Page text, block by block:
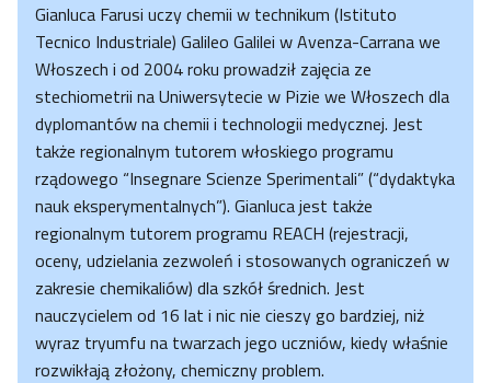
Gianluca Farusi uczy chemii w technikum (Istituto
Tecnico Industriale) Galileo Galilei w Avenza-Carrana we
Włoszech i od 2004 roku prowadził zajęcia ze
stechiometrii na Uniwersytecie w Pizie we Włoszech dla
dyplomantów na chemii i technologii medycznej. Jest
także regionalnym tutorem włoskiego programu
rządowego “Insegnare Scienze Sperimentali” (“dydaktyka
nauk eksperymentalnych”). Gianluca jest także
regionalnym tutorem programu REACH (rejestracji,
oceny, udzielania zezwoleń i stosowanych ograniczeń w
zakresie chemikaliów) dla szkół średnich. Jest
nauczycielem od 16 lat i nic nie cieszy go bardziej, niż
wyraz tryumfu na twarzach jego uczniów, kiedy właśnie
rozwikłają złożony, chemiczny problem.